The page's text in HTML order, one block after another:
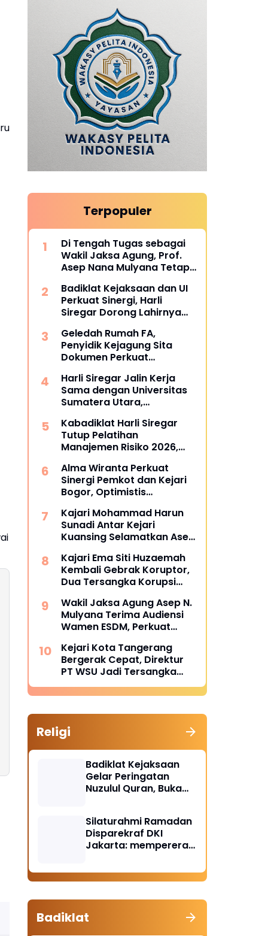
Terpopuler
Di Tengah Tugas sebagai
Wakil Jaksa Agung, Prof.
Asep Nana Mulyana Tetap
Akademik sebagai Penguji
Promosi Doktor Unpad
Badiklat Kejaksaan dan UI
Perkuat Sinergi, Harli
Siregar Dorong Lahirnya
Kejaksaan
Geledah Rumah FA,
Penyidik Kejagung Sita
Dokumen Perkuat
Harli Siregar Jalin Kerja
Sama dengan Universitas
Sumatera Utara,
Universitas Hasanuddin,
Buka Peluang Pegawai
Kejaksaan RI Tempuh
Pendidikan Doktor (S3)
Hukum
Kabadiklat Harli Siregar
Tutup Pelatihan
Manajemen Risiko 2026,
Agen Perubahan di Seluruh
Satker Kejaksaan
Alma Wiranta Perkuat
Sinergi Pemkot dan Kejari
Bogor, Optimistis
Perdata Tanpa Rugikan
Daerah
Kajari Mohammad Harun
Sunadi Antar Kejari
Kuansing Selamatkan Aset
Rp74,97 Miliar
Kajari Ema Siti Huzaemah
Kembali Gebrak Koruptor,
Dua Tersangka Korupsi
Langsung Dijebloskan ke
Penjara
Wakil Jaksa Agung Asep N.
Mulyana Terima Audiensi
Wamen ESDM, Perkuat
Sektor Energi Nasional
Kejari Kota Tangerang
Bergerak Cepat, Direktur
PT WSU Jadi Tersangka
Kasus Dugaan Korupsi
Operasional Boeing 737-
Religi
Badiklat Kejaksaan
Gelar Peringatan
Nuzulul Quran, Buka
Piatu
Silaturahmi Ramadan
Disparekraf DKI
Jakarta: mempererat
soliditas
Badiklat